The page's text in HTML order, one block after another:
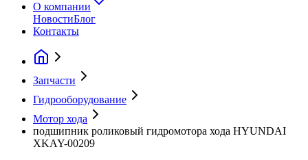
О компании
НовостиБлог
Контакты
Запчасти
Гидрооборудование
Мотор хода
подшипник роликовый гидромотора хода HYUNDAI
XKAY-00209